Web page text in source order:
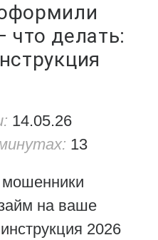
делать:
14.05.26
13
мошенники
на ваше
2026